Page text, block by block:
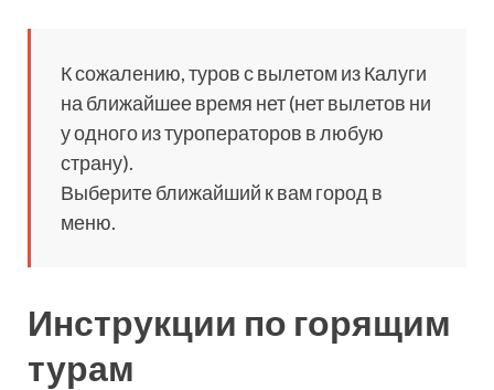
К сожалению, туров с вылетом из Калуги
на ближайшее время нет (нет вылетов ни
у одного из туроператоров в любую
страну).
Выберите ближайший к вам город в
меню.
Инструкции по горящим
турам